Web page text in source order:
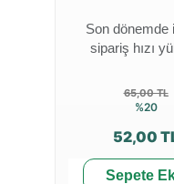
Son dönemde
sipariş hızı
65,00 TL
%20
52,00
Sepete